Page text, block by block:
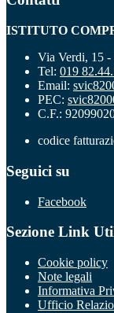
ISTITUTO
Via Verdi, 15 -
Tel: 019
Email:
PEC:
C.F.:
codice
Seguici su
Facebook
Sezione Link
Cookie policy
Note legali
Informativa
Ufficio